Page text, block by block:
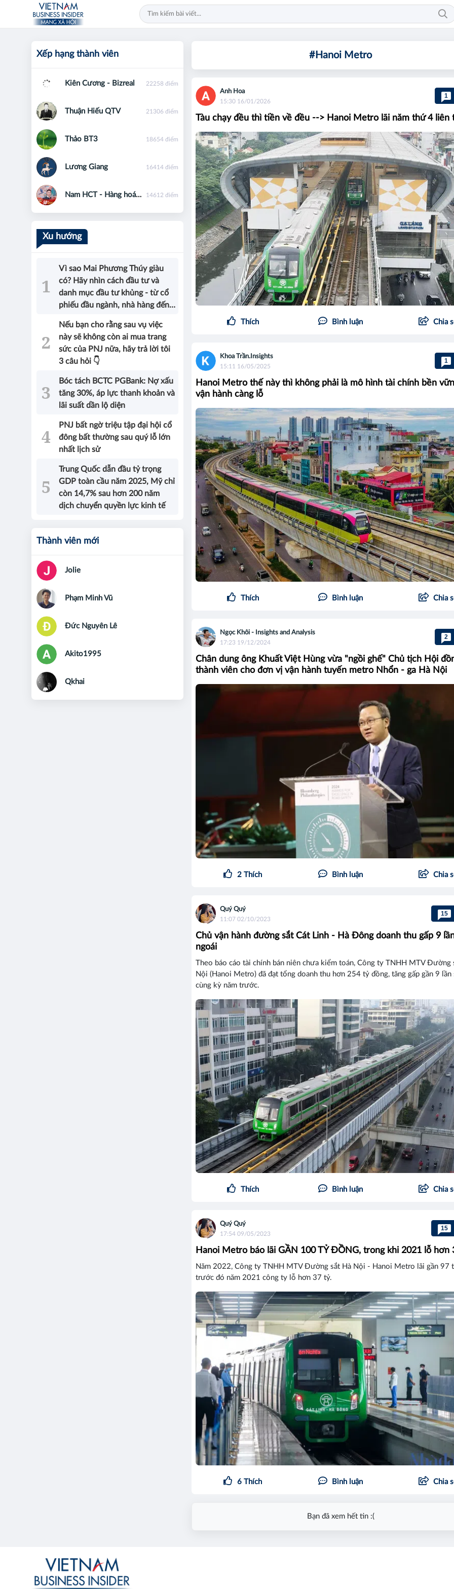
#Hanoi Metro
Anh Hoa
15:30 16/01/2026
1
Tàu chạy đều thì tiền về đều --> Hanoi Metro lãi năm thứ 4 liên
Thích Bình luận Chia
Khoa Trần.Insights
15:11 16/05/2025
1
Hanoi Metro thế này thì không phải là mô hình tài chính bền
vận hành càng lỗ
Thích Bình luận Chia
Ngọc Khôi - Insights and Analysis
17:23 19/12/2024
2
Chân dung ông Khuất Việt Hùng vừa "ngồi ghế" Chủ tịch Hội
thành viên cho đơn vị vận hành tuyến metro Nhổn - ga Hà Nội
2 Thích Bình luận Chia
Quý Quý
11:07 02/10/2023
15
Chủ vận hành đường sắt Cát Linh - Hà Đông doanh thu gấp 9
ngoái
Theo báo cáo tài chính bán niên chưa kiểm toán, Công ty TNHH MTV Đường
Nội (Hanoi Metro) đã đạt tổng doanh thu hơn 254 tỷ đồng, tăng gấp gần 9
cùng kỳ năm trước.
Thích Bình luận Chia
Quý Quý
17:54 09/05/2023
15
Hanoi Metro báo lãi GẦN 100 TỶ ĐỒNG, trong khi 2021 lỗ hơn
Năm 2022, Công ty TNHH MTV Đường sắt Hà Nội - Hanoi Metro lãi gần 97
trước đó năm 2021 công ty lỗ hơn 37 tỷ.
6 Thích Bình luận Chia
Bạn đã xem hết tin :(
Xếp hạng thành viên
Kiên Cương - Bizreal 22258 điểm
Thuận Hiếu QTV 21306 điểm
Thảo BT3 18654 điểm
Lương Giang 16414 điểm
Nam HCT - Hàng hoá phái sinh - 0867091553 14612 điểm
Xu hướng
Vì sao Mai Phương Thúy giàu
có? Hãy nhìn cách đầu tư và
danh mục đầu tư khủng - từ cổ
phiếu đầu ngành, nhà hàng đến
được câu trả lời!
Nếu bạn cho rằng sau vụ việc
này sẽ không còn ai mua trang
sức của PNJ nữa, hãy trả lời tôi
3 câu hỏi 👇
Bóc tách BCTC PGBank: Nợ xấu
tăng 30%, áp lực thanh khoản và
lãi suất dần lộ diện
PNJ bất ngờ triệu tập đại hội cổ
đông bất thường sau quý lỗ lớn
nhất lịch sử
Trung Quốc dẫn đầu tỷ trọng
GDP toàn cầu năm 2025, Mỹ chỉ
còn 14,7% sau hơn 200 năm
dịch chuyển quyền lực kinh tế
Thành viên mới
Jolie
Phạm Minh Vũ
Đức Nguyên Lê
Akito1995
Qkhai